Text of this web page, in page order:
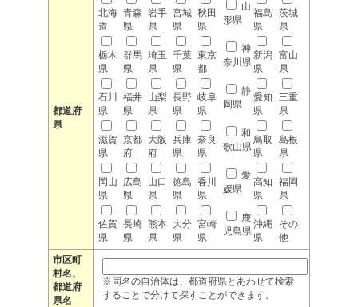
都道府
県
北海
道
青森
県
岩手
県
宮城
県
秋田
県
山
形県
福島
県
茨城
県
栃木
県
群馬
県
埼玉
県
千葉
県
東京
都
神
奈川県
新潟
県
富山
県
石川
県
福井
県
山梨
県
長野
県
岐阜
県
静
岡県
愛知
県
三重
県
滋賀
県
京都
府
大阪
府
兵庫
県
奈良
県
和
歌山県
鳥取
県
島根
県
岡山
県
広島
県
山口
県
徳島
県
香川
県
愛
媛県
高知
県
福岡
県
佐賀
県
長崎
県
熊本
県
大分
県
宮崎
県
鹿
児島県
沖縄
県
その
他
市区町
村名、
都道府
県名
※同名の自治体は、都道府県とあわせて検索
することで分けて探すことができます。